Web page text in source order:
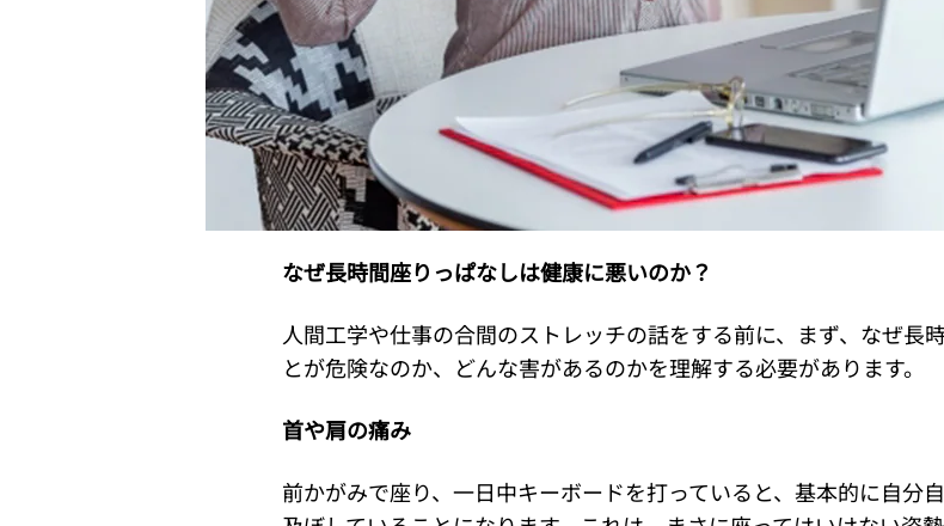
なぜ長時間座りっぱなしは健康に悪いのか？
人間工学や仕事の合間のストレッチの話をする前に、まず、なぜ長
とが危険なのか、どんな害があるのかを理解する必要があります。
首や肩の痛み
前かがみで座り、一日中キーボードを打っていると、基本的に自分